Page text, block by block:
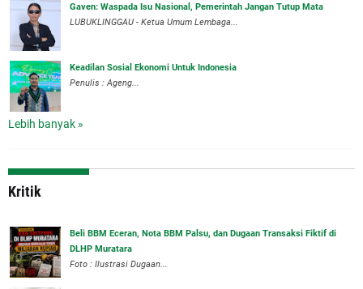
Gaven: Waspada Isu Nasional, Pemerintah Jangan Tutup Mata
LUBUKLINGGAU - Ketua Umum Lembaga...
Keadilan Sosial Ekonomi Untuk Indonesia
Penulis : Ageng...
Lebih banyak »
Kritik
‎Beli BBM Eceran, Nota BBM Palsu, dan Dugaan Transaksi Fiktif di
DLHP Muratara
Foto : Ilustrasi Dugaan...